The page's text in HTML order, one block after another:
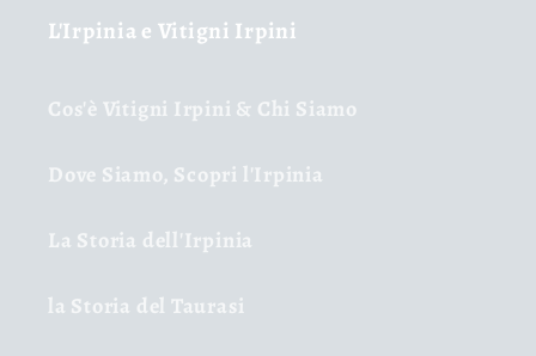
L'Irpinia e Vitigni Irpini
Cos'è Vitigni Irpini & Chi Siamo
Dove Siamo, Scopri l'Irpinia
La Storia dell'Irpinia
la Storia del Taurasi